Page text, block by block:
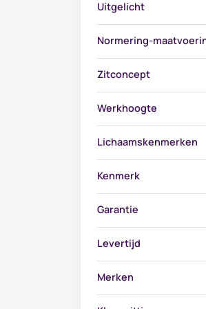
Uitgelicht
Normering-
Zitconcept
Werkhoogte
Lichaamskenmerken
Kenmerk
Garantie
Levertijd
Merken